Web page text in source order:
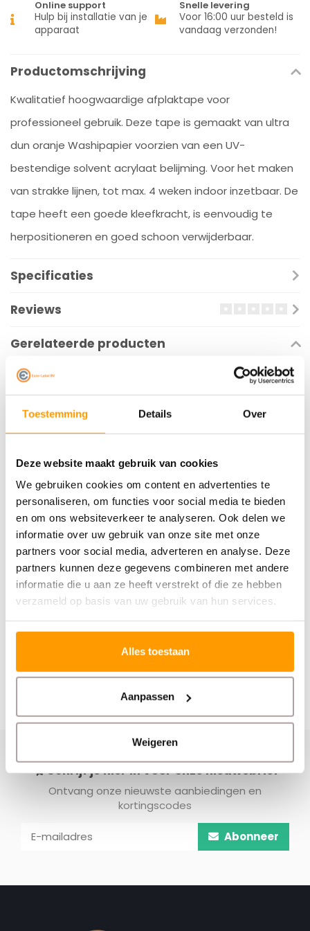
Toestemming Details Over
Deze website maakt gebruik van cookies
We gebruiken cookies om content en advertenties te
personaliseren, om functies voor social media te bieden
en om ons websiteverkeer te analyseren. Ook delen we
informatie over uw gebruik van onze site met onze
partners voor social media, adverteren en analyse. Deze
partners kunnen deze gegevens combineren met andere
informatie die u aan ze heeft verstrekt of die ze hebben
verzameld op basis van uw gebruik van hun services.
Alles toestaan
Aanpassen
Weigeren
Online support
Hulp bij installatie van je
apparaat
Snelle levering
Voor 16:00 uur besteld is
vandaag verzonden!
Productomschrijving
Kwalitatief hoogwaardige afplaktape voor
professioneel gebruik. Deze tape is gemaakt van ultra
dun oranje Washipapier voorzien van een UV-
bestendige solvent acrylaat belijming. Voor het maken
van strakke lijnen, tot max. 4 weken indoor inzetbaar. De
tape heeft een goede kleefkracht, is eenvoudig te
herpositioneren en goed schoon verwijderbaar.
Specificaties
Reviews
Gerelateerde producten
TECHNOTAPE
Washi Gold - 48mm x
50m
€5,34
TECHNOTAPE
Washi Lowtack -
38mm x 50m
€7,42
Schrijf je hier in voor onze nieuwsbrief
Ontvang onze nieuwste aanbiedingen en
kortingscodes
Abonneer